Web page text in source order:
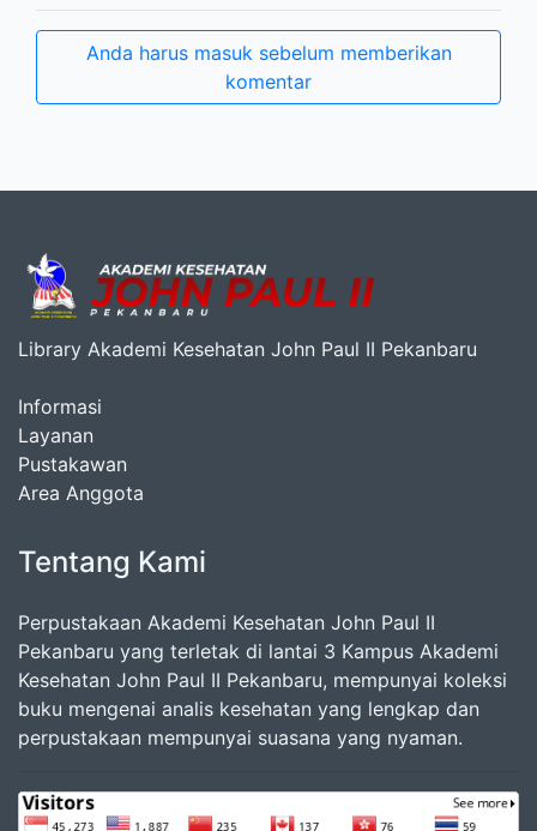
Anda harus masuk sebelum memberikan
komentar
Library Akademi Kesehatan John Paul II Pekanbaru
Informasi
Layanan
Pustakawan
Area Anggota
Tentang Kami
Perpustakaan Akademi Kesehatan John Paul II
Pekanbaru yang terletak di lantai 3 Kampus Akademi
Kesehatan John Paul II Pekanbaru, mempunyai koleksi
buku mengenai analis kesehatan yang lengkap dan
perpustakaan mempunyai suasana yang nyaman.